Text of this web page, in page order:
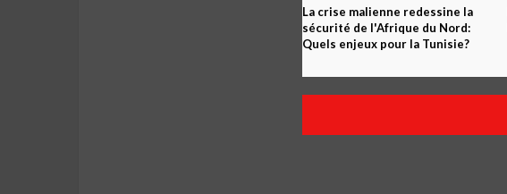
La crise malienne redessine la
sécurité de l'Afrique du Nord:
Quels enjeux pour la Tunisie?